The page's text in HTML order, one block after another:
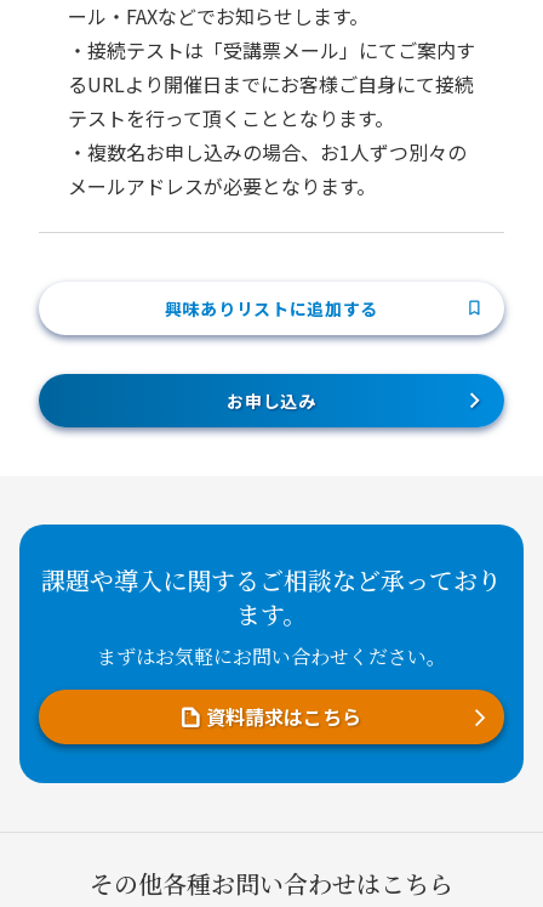
ール・FAXなどでお知らせします。
・接続テストは「受講票メール」にてご案内す
るURLより開催日までにお客様ご自身にて接続
テストを行って頂くこととなります。
・複数名お申し込みの場合、お1人ずつ別々の
メールアドレスが必要となります。
興味ありリストに追加する
お申し込み
課題や導入に関するご相談など承っており
ます。
まずはお気軽にお問い合わせください。
資料請求はこちら
その他各種お問い合わせはこちら